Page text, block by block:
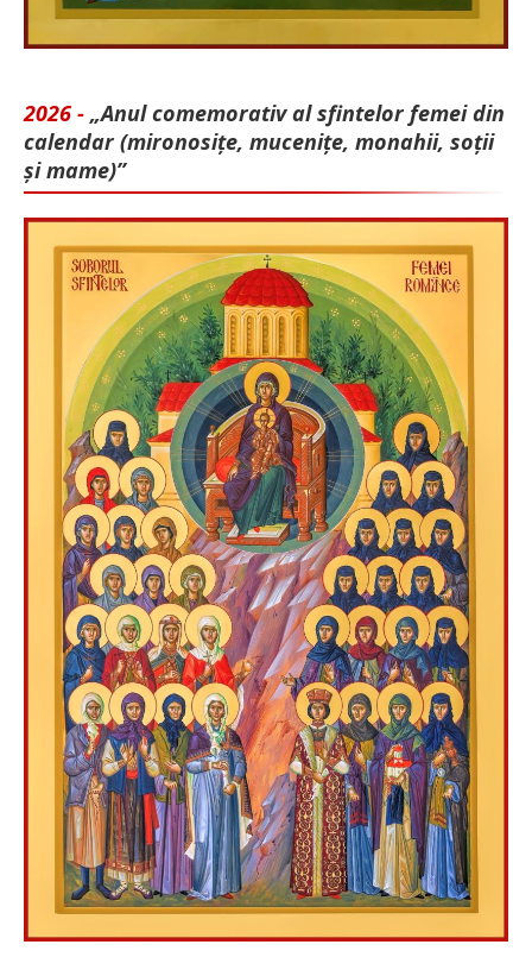
2026 - „Anul comemorativ al sfintelor femei din
calendar (mironosițe, mu­cenițe, monahii, soții
și mame)”